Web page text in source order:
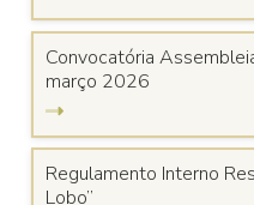
Convocatória
março 2026
Regulamento Interno
Lobo”